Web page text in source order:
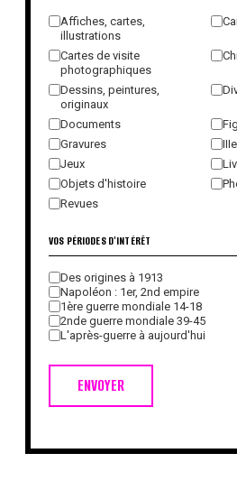
Affiches, cartes,
illustrations
Cartes de visite
photographiques
Dessins, peintures,
originaux
Documents
Gravures
Jeux
Objets d'histoire
Revues
ENVOYER
VOS PÉRIODES D'INTÉRÊT
Des origines à 1913
Napoléon : 1er, 2nd empire
1ère guerre mondiale 14-18
2nde guerre mondiale 39-45
L'après-guerre à aujourd'hui